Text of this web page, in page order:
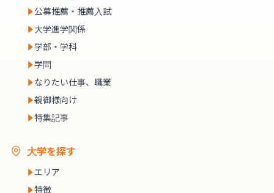
公募推薦・推薦入試
大学進学関係
学部・学科
学問
なりたい仕事、職業
親御様向け
特集記事
大学を探す
エリア
特徴